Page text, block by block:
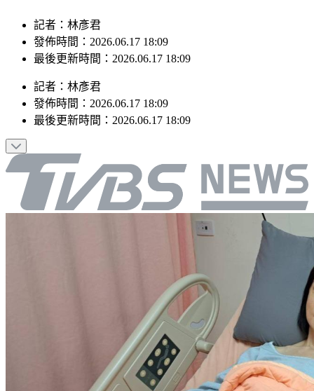
記者：林彥君
發佈時間：2026.06.17 18:09
最後更新時間：2026.06.17 18:09
記者 ： 林彥君
發佈時間： 2026.06.17 18:09
最後更新時間： 2026.06.17 18:09